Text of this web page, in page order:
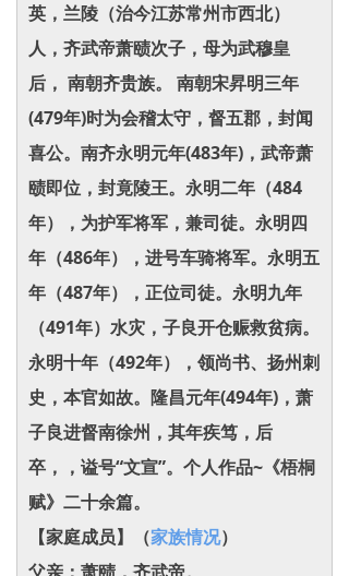
英，兰陵（治今江苏常州市西北）
人，齐武帝萧赜次子，母为武穆皇
后， 南朝齐贵族。 南朝宋昇明三年
(479年)时为会稽太守，督五郡，封闻
喜公。南齐永明元年(483年)，武帝萧
赜即位，封竟陵王。永明二年（484
年），为护军将军，兼司徒。永明四
年（486年），进号车骑将军。永明五
年（487年），正位司徒。永明九年
（491年）水灾，子良开仓赈救贫病。
永明十年（492年），领尚书、扬州刺
史，本官如故。隆昌元年(494年)，萧
子良进督南徐州，其年疾笃，后
卒，，谥号“文宣”。个人作品~《梧桐
赋》二十余篇。
【家庭成员】
（家族情况）